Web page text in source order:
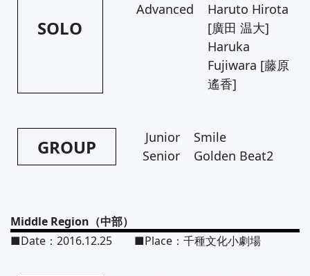
SOLO
Advanced
Haruto Hirota
[廣田 温大]
Haruka
Fujiwara [藤原
遙香]
GROUP
Junior
Senior
Smile
Golden Beat2
Middle Region（中部）
■Date：2016.12.25 ■Place：千種文化小劇場